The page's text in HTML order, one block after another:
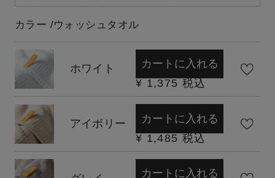
カラー ウォッシュタオル
ホワイト
¥ 1,375 税込
カートに入れる
アイボリー
¥ 1,485 税込
カートに入れる
カートに入れる